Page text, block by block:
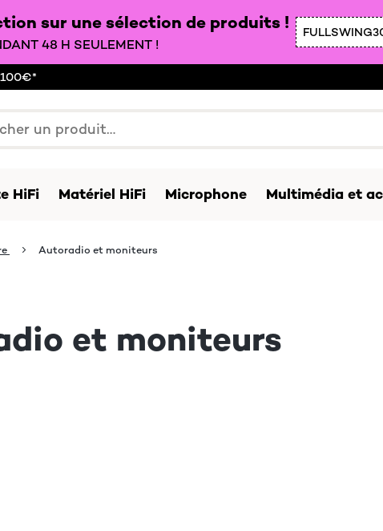
sur une sélection de produits !
48 H SEULEMENT !
HiFi Matériel HiFi Microphone Multimédia et
Autoradio et moniteurs
et moniteurs